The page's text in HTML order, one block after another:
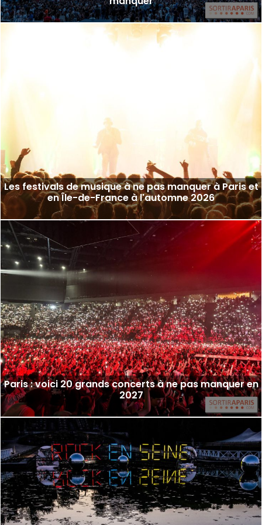
Les festivals de musique à ne pas manquer à Paris et
en Île-de-France à l'automne 2026
Paris : voici 20 grands concerts à ne pas manquer en
2027